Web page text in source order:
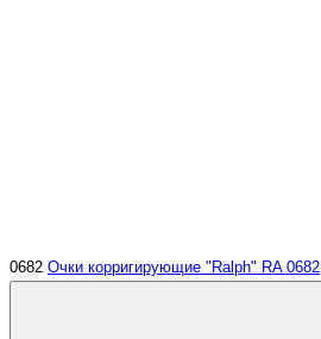
0682 Очки корригирующие "Ralph" RA 0682